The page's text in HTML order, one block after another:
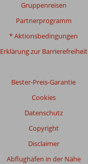
Gruppenreisen
Partnerprogramm
* Aktionsbedingungen
Erklärung zur Barrierefreiheit
Bester-Preis-Garantie
Cookies
Datenschutz
Copyright
Disclaimer
Abflughäfen in der Nähe